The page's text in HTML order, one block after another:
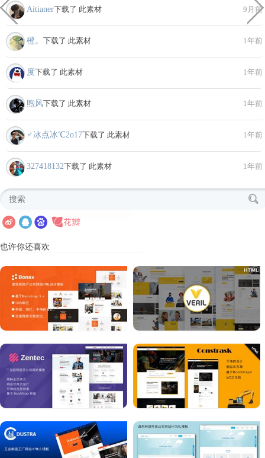
Aitianer下载了 此素材 9月前
橙。 下载了 此素材 1年前
度下载了 此素材 1年前
煦风下载了 此素材 1年前
♂冰点冰℃2o17下载了 此素材 1年前
327418132下载了 此素材 1年前
也许你还喜欢